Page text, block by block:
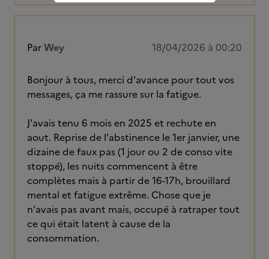
ParWey 18/04/2026 à 00:20
Bonjour à tous, merci d'avance pour tout vos
messages, ça me rassure sur la fatigue.
J'avais tenu 6 mois en 2025 et rechute en
aout. Reprise de l'abstinence le 1er janvier, une
dizaine de faux pas (1 jour ou 2 de conso vite
stoppé), les nuits commencent à être
complètes mais à partir de 16-17h, brouillard
mental et fatigue extrême. Chose que je
n'avais pas avant mais, occupé à ratraper tout
ce qui était latent à cause de la
consommation.